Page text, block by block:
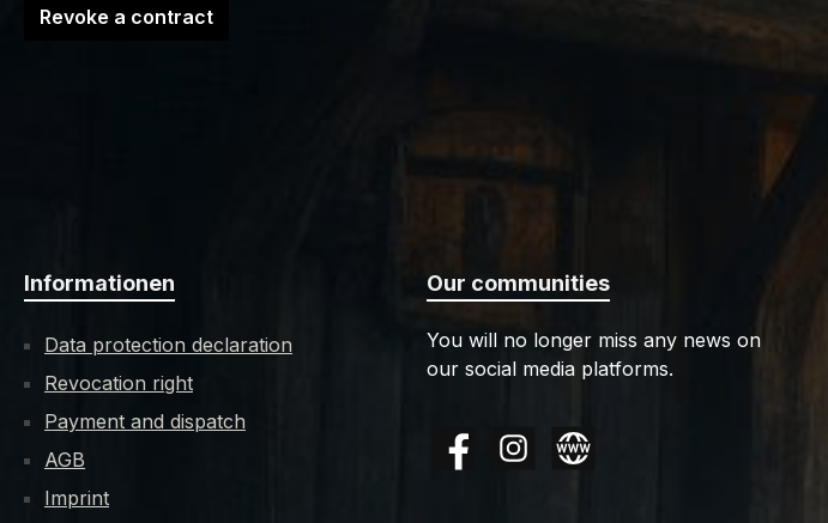
Revoke a contract
Informationen
Data protection declaration
Revocation right
Payment and dispatch
AGB
Imprint
Our communities
You will no longer miss any news on
our social media platforms.
FacebookInstagramWebsite